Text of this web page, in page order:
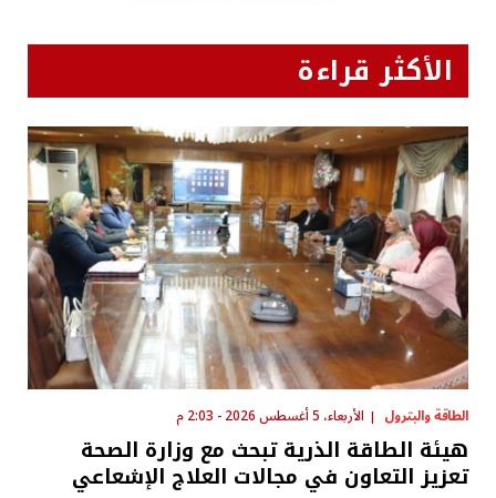
الأكثر قراءة
الطاقة والبترول الأربعاء، 5 أغسطس 2026 - 2:03 م
هيئة الطاقة الذرية تبحث مع وزارة الصحة
تعزيز التعاون في مجالات العلاج الإشعاعي